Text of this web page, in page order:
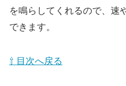
を鳴らしてくれるので、速
できます。
⇧ 目次へ戻る